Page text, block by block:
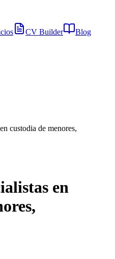
CV Builder Blog
custodia de menores,
en